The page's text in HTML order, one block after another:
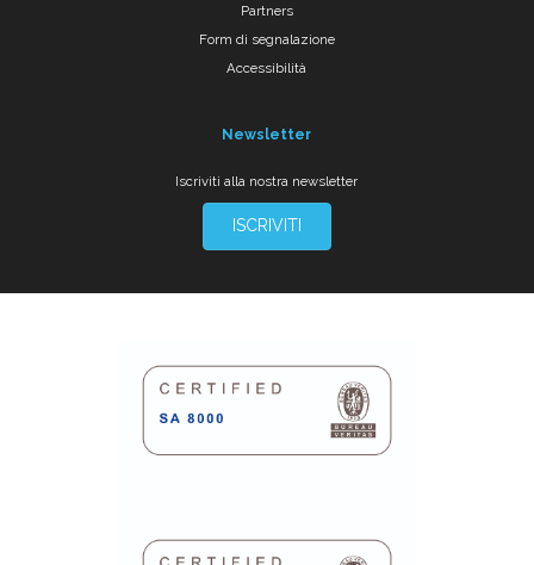
Partners
Form di segnalazione
Accessibilità
Newsletter
Iscriviti alla nostra newsletter
ISCRIVITI